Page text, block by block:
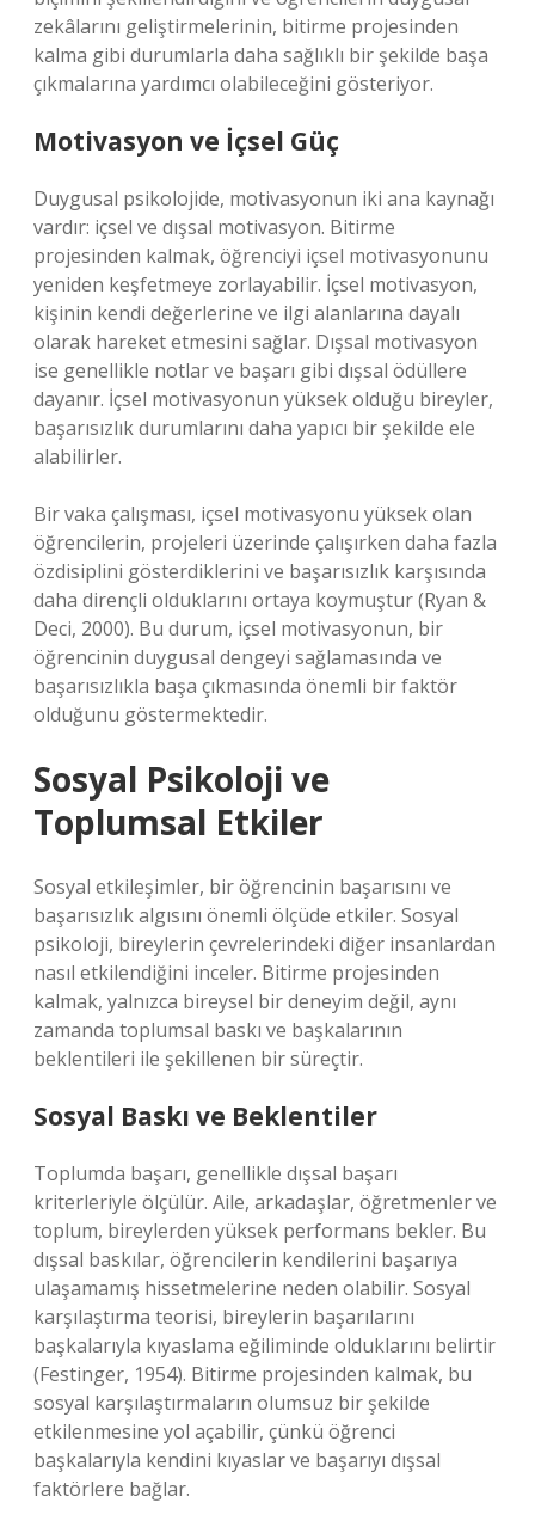
zekâlarını geliştirmelerinin, bitirme projesinden
kalma gibi durumlarla daha sağlıklı bir şekilde başa
çıkmalarına yardımcı olabileceğini gösteriyor.
Motivasyon ve İçsel Güç
Duygusal psikolojide, motivasyonun iki ana kaynağı
vardır: içsel ve dışsal motivasyon. Bitirme
projesinden kalmak, öğrenciyi içsel motivasyonunu
yeniden keşfetmeye zorlayabilir. İçsel motivasyon,
kişinin kendi değerlerine ve ilgi alanlarına dayalı
olarak hareket etmesini sağlar. Dışsal motivasyon
ise genellikle notlar ve başarı gibi dışsal ödüllere
dayanır. İçsel motivasyonun yüksek olduğu bireyler,
başarısızlık durumlarını daha yapıcı bir şekilde ele
alabilirler.
Bir vaka çalışması, içsel motivasyonu yüksek olan
öğrencilerin, projeleri üzerinde çalışırken daha fazla
özdisiplini gösterdiklerini ve başarısızlık karşısında
daha dirençli olduklarını ortaya koymuştur (Ryan &
Deci, 2000). Bu durum, içsel motivasyonun, bir
öğrencinin duygusal dengeyi sağlamasında ve
başarısızlıkla başa çıkmasında önemli bir faktör
olduğunu göstermektedir.
Sosyal Psikoloji ve
Toplumsal Etkiler
Sosyal etkileşimler, bir öğrencinin başarısını ve
başarısızlık algısını önemli ölçüde etkiler. Sosyal
psikoloji, bireylerin çevrelerindeki diğer insanlardan
nasıl etkilendiğini inceler. Bitirme projesinden
kalmak, yalnızca bireysel bir deneyim değil, aynı
zamanda toplumsal baskı ve başkalarının
beklentileri ile şekillenen bir süreçtir.
Sosyal Baskı ve Beklentiler
Toplumda başarı, genellikle dışsal başarı
kriterleriyle ölçülür. Aile, arkadaşlar, öğretmenler ve
toplum, bireylerden yüksek performans bekler. Bu
dışsal baskılar, öğrencilerin kendilerini başarıya
ulaşamamış hissetmelerine neden olabilir. Sosyal
karşılaştırma teorisi, bireylerin başarılarını
başkalarıyla kıyaslama eğiliminde olduklarını belirtir
(Festinger, 1954). Bitirme projesinden kalmak, bu
sosyal karşılaştırmaların olumsuz bir şekilde
etkilenmesine yol açabilir, çünkü öğrenci
başkalarıyla kendini kıyaslar ve başarıyı dışsal
faktörlere bağlar.